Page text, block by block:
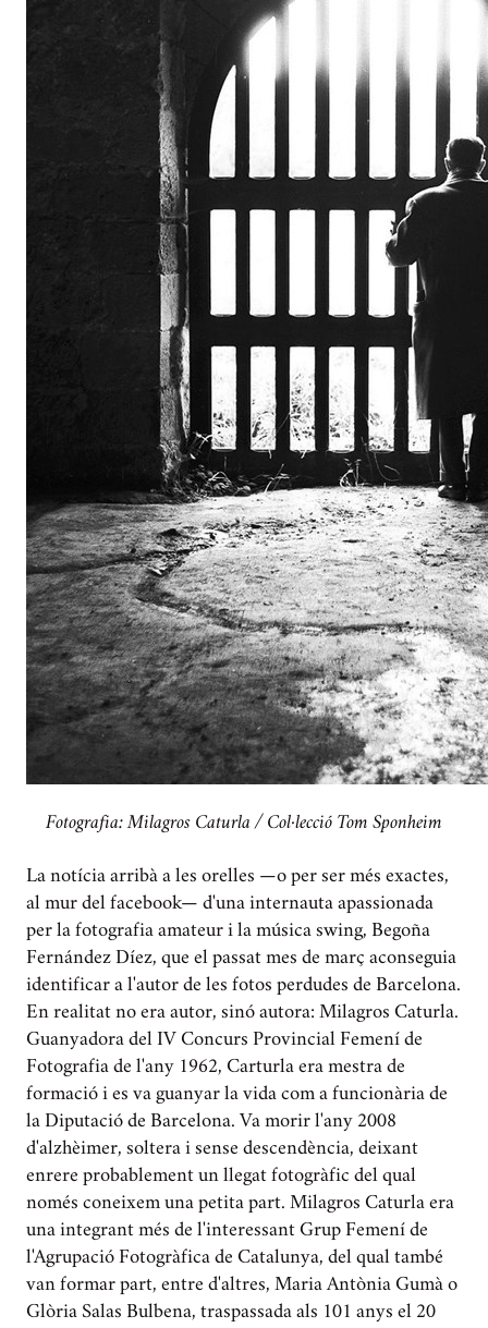
Fotografia: Milagros Caturla / Col·lecció Tom Sponheim
La notícia arribà a les orelles —o per ser més exactes,
al mur del facebook— d'una internauta apassionada
per la fotografia amateur i la música swing, Begoña
Fernández Díez, que el passat mes de març aconseguia
identificar a l'autor de les fotos perdudes de Barcelona.
En realitat no era autor, sinó autora: Milagros Caturla.
Guanyadora del IV Concurs Provincial Femení de
Fotografia de l'any 1962, Carturla era mestra de
formació i es va guanyar la vida com a funcionària de
la Diputació de Barcelona. Va morir l'any 2008
d'alzhèimer, soltera i sense descendència, deixant
enrere probablement un llegat fotogràfic del qual
només coneixem una petita part. Milagros Caturla era
una integrant més de l'interessant Grup Femení de
l'Agrupació Fotogràfica de Catalunya, del qual també
van formar part, entre d'altres, Maria Antònia Gumà o
Glòria Salas Bulbena, traspassada als 101 anys el 20